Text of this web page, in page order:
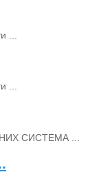
...
...
СИСТЕМА ...